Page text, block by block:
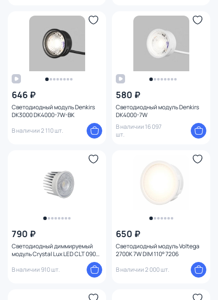
646 ₽
Светодиодный модуль Denkirs
DK3000 DK4000-7W-BK
В наличии 2 110 шт.
580 ₽
Светодиодный модуль Denkirs
DK4000-7W
В наличии 16 097
шт.
790 ₽
Светодиодный диммируемый
модуль Crystal Lux LED CLT 090D
В наличии 910 шт.
650 ₽
Светодиодный модуль Voltega
2700K 7W DIM 110° 7206
В наличии 2 000 шт.